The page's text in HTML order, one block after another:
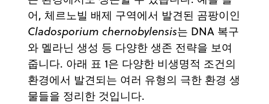
어, 체르노빌 배제 구역에서 발견된 곰팡이인
Cladosporium chernobylensis는 DNA 복구
와 멜라닌 생성 등 다양한 생존 전략을 보여
줍니다. 아래 표 1은 다양한 비생명적 조건의
환경에서 발견되는 여러 유형의 극한 환경 생
물들을 정리한 것입니다.